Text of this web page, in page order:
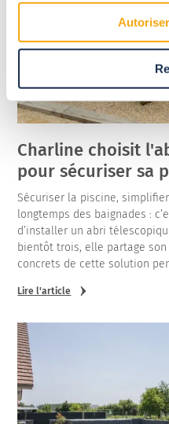
Charline choisit
pour sécuriser sa
Sécuriser la piscine,
longtemps des baignades :
d’installer un abri
bientôt trois, elle partage
concrets de cette solution
Lire l'article